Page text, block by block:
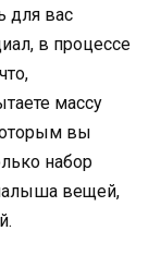
для вас
в процессе
массу
вы
набор
вещей,